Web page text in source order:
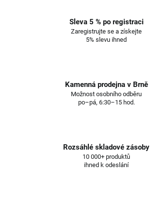
Sleva 5 % po registraci
Zaregistrujte se a získejte
5% slevu ihned
Kamenná prodejna v Brně
Možnost osobního odběru
po–pá, 6:30–15 hod.
Rozsáhlé skladové zásoby
10 000+ produktů
ihned k odeslání